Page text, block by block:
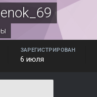
ЗАРЕГИСТРИРОВАН
6 июля